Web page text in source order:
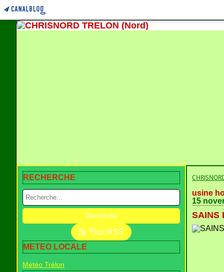
RECHERCHE
Flux RSS
METEO LOCALE
Météo Trélon
usine
15
SAINS